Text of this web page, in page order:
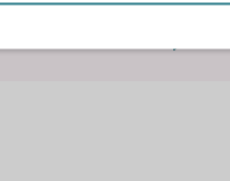
till finansiell